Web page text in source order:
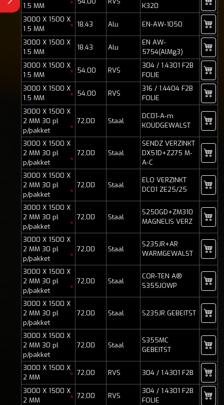
1.5 MM
*
K320
3000 X 1500 X
1.5 MM
* 18,43 Alu EN-AW-1050
3000 X 1500 X
1.5 MM
18,43 Alu
EN AW-
5754(AlMg3)
3000 X 1500 X
1.5 MM
* 54,00 RVS
304 / 1.4301 F2B
FOLIE
3000 X 1500 X
1.5 MM
* 54,00 RVS
316 / 1.4404 F2B
FOLIE
3000 X 1500 X
2 MM 30 pl
p/pakket
*
72,00 Staal
DC01-A-m
KOUDGEWALST
3000 X 1500 X
2 MM 30 pl
p/pakket
*
72,00 Staal
SENDZ VERZINKT
DX51D+Z275 M-
A-C
3000 X 1500 X
2 MM 30 pl
p/pakket
*
72,00 Staal
ELO VERZINKT
DC01 ZE25/25
3000 X 1500 X
2 MM 30 pl
p/pakket
*
72,00 Staal
S250GD+ZM310
MAGNELIS VERZ
3000 X 1500 X
2 MM 30 pl
p/pakket
*
72,00 Staal
S235JR+AR
WARMGEWALST
3000 X 1500 X
2 MM 30 pl
p/pakket
*
72,00 Staal
COR-TEN A®
S355JOWP
3000 X 1500 X
2 MM 30 pl
p/pakket
72,00 Staal S235JR GEBEITST
3000 X 1500 X
2 MM 30 pl
p/pakket
72,00 Staal
S355MC
GEBEITST
3000 X 1500 X
2 MM
* 72,00 RVS 304 / 1.4301 F2B
3000 X 1500 X
2 MM
* 72,00 RVS
304 / 1.4301 F2B
FOLIE